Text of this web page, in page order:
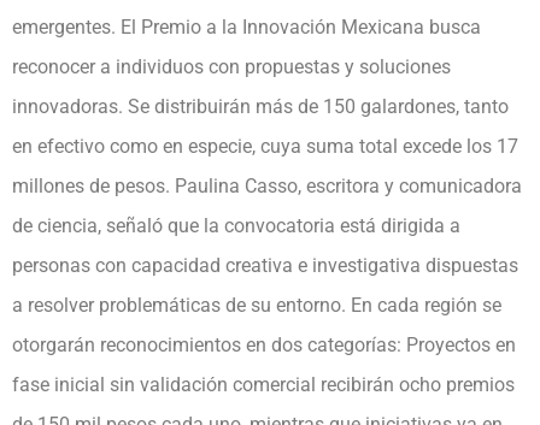
emergentes. El Premio a la Innovación Mexicana busca
reconocer a individuos con propuestas y soluciones
innovadoras. Se distribuirán más de 150 galardones, tanto
en efectivo como en especie, cuya suma total excede los 17
millones de pesos. Paulina Casso, escritora y comunicadora
de ciencia, señaló que la convocatoria está dirigida a
personas con capacidad creativa e investigativa dispuestas
a resolver problemáticas de su entorno. En cada región se
otorgarán reconocimientos en dos categorías: Proyectos en
fase inicial sin validación comercial recibirán ocho premios